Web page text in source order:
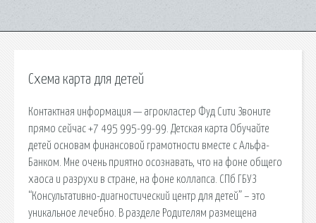
Схема карта для детей
Контактная информация — агрокластер Фуд Сити Звоните
прямо сейчас +7 495 995-99-99. Детская карта Обучайте
детей основам финансовой грамотности вместе с Альфа-
Банком. Мне очень приятно осознавать, что на фоне общего
хаоса и разрухи в стране, на фоне коллапса. СПб ГБУЗ
“Консультативно-диагностический центр для детей” – это
уникальное лечебно. В разделе Родителям размещена